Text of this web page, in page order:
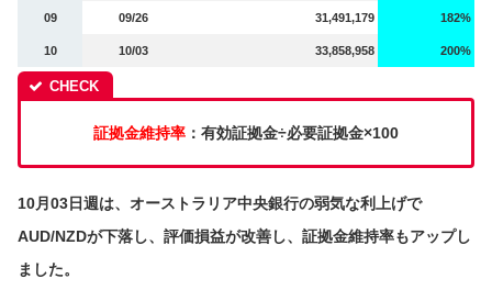
09 09/26 31,491,179 182%
10 10/03 33,858,958 200%
証拠金維持率 ：有効証拠金÷必要証拠金×100
10月03日週は、オーストラリア中央銀行の弱気な利上げで
AUD/NZDが下落し、評価損益が改善し、証拠金維持率もアップし
ました。